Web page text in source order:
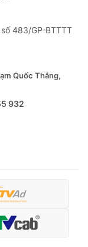
483/GP-BTTTT
Quốc Thắng,
932